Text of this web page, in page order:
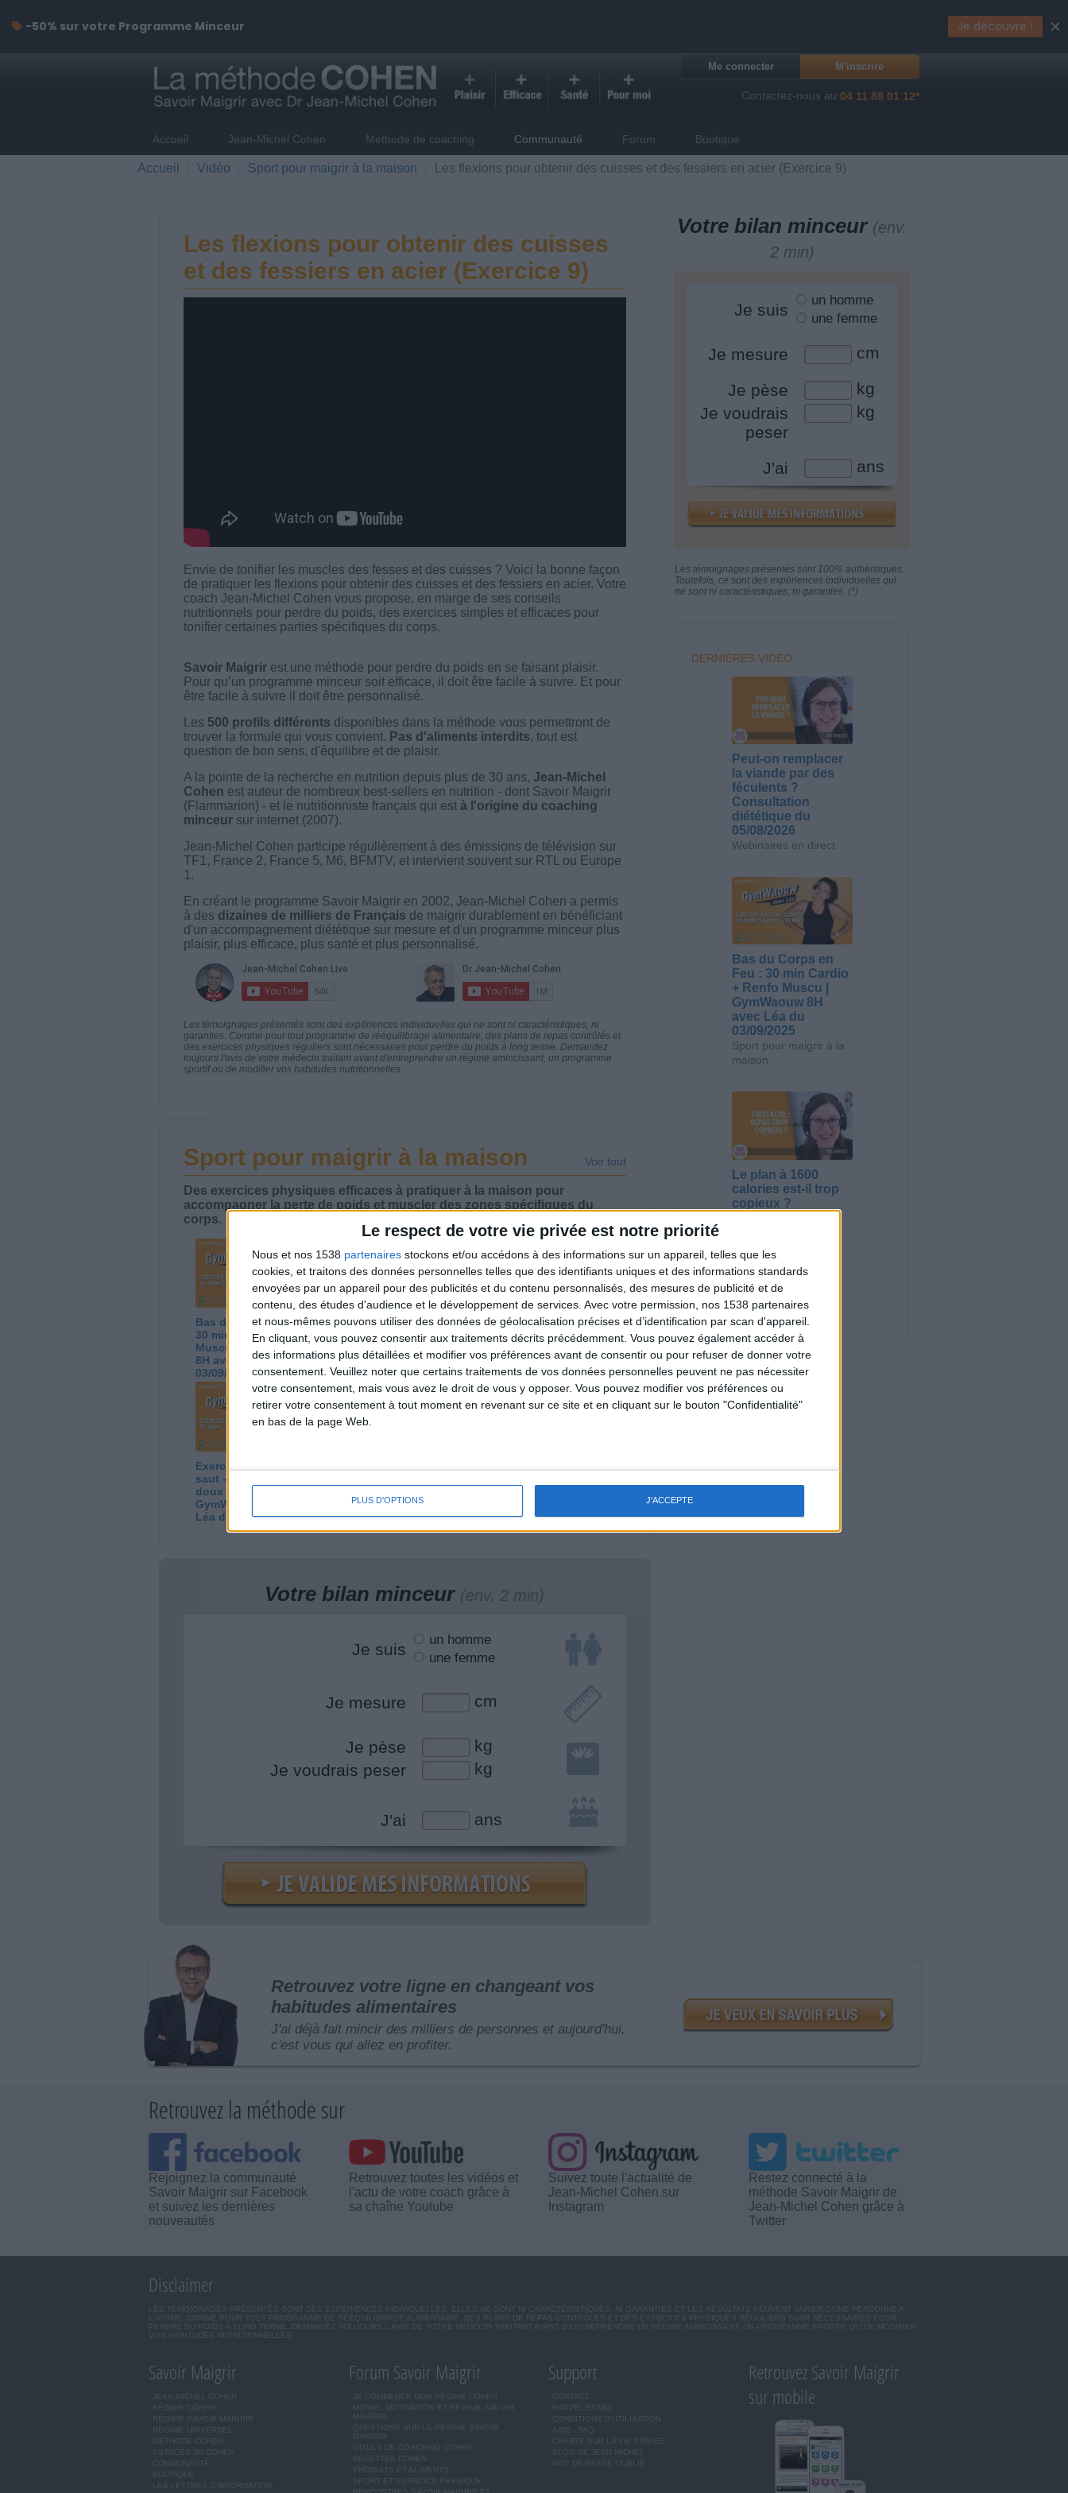
Le respect de votre vie privée est notre priorité
Nous et nos 1538 partenaires stockons et/ou accédons à des informations sur un appareil, telles que les
cookies, et traitons des données personnelles telles que des identifiants uniques et des informations standards
envoyées par un appareil pour des publicités et du contenu personnalisés, des mesures de publicité et de
contenu, des études d'audience et le développement de services. Avec votre permission, nos 1538 partenaires
et nous-mêmes pouvons utiliser des données de géolocalisation précises et d’identification par scan d'appareil.
En cliquant, vous pouvez consentir aux traitements décrits précédemment. Vous pouvez également accéder à
des informations plus détaillées et modifier vos préférences avant de consentir ou pour refuser de donner votre
consentement. Veuillez noter que certains traitements de vos données personnelles peuvent ne pas nécessiter
votre consentement, mais vous avez le droit de vous y opposer. Vous pouvez modifier vos préférences ou
retirer votre consentement à tout moment en revenant sur ce site et en cliquant sur le bouton "Confidentialité"
en bas de la page Web.
PLUS D'OPTIONS J'ACCEPTE
Me connecter M'inscrire
Contactez-nous au 04 11 88 01 12*
Accueil Jean-Michel Cohen Méthode de coaching Communauté Forum Boutique
Accueil Vidéo Sport pour maigrir à la maison Les flexions pour obtenir des cuisses et des fessiers en acier (Exercice 9)
Les flexions pour obtenir des cuisses
et des fessiers en acier (Exercice 9)
Envie de tonifier les muscles des fesses et des cuisses ? Voici la bonne façon
de pratiquer les flexions pour obtenir des cuisses et des fessiers en acier. Votre
coach Jean-Michel Cohen vous propose, en marge de ses conseils
nutritionnels pour perdre du poids, des exercices simples et efficaces pour
tonifier certaines parties spécifiques du corps.
Savoir Maigrirest une méthode pour perdre du poids en se faisant plaisir.
Pour qu’un programme minceur soit efficace, il doit être facile à suivre. Et pour
être facile à suivre il doit être personnalisé.
Les 500 profils différents disponibles dans la méthode vous permettront de
trouver la formule qui vous convient. Pas d'aliments interdits, tout est
question de bon sens, d'équilibre et de plaisir.
A la pointe de la recherche en nutrition depuis plus de 30 ans, Jean-Michel
Cohen est auteur de nombreux best-sellers en nutrition - dont Savoir Maigrir
(Flammarion) - et le nutritionniste français qui est à l'origine du coaching
minceursur internet (2007).
Jean-Michel Cohen participe régulièrement à des émissions de télévision sur
TF1, France 2, France 5, M6, BFMTV, et intervient souvent sur RTL ou Europe
1.
En créant le programme Savoir Maigrir en 2002, Jean-Michel Cohen a permis
à des dizaines de milliers de Français de maigrir durablement en bénéficiant
d'un accompagnement diététique sur mesure et d'un programme minceur plus
plaisir, plus efficace, plus santé et plus personnalisé.
Les témoignages présentés sont des expériences individuelles qui ne sont ni caractéristiques, ni
garanties. Comme pour tout programme de rééquilibrage alimentaire, des plans de repas contrôlés et
des exercices physiques réguliers sont nécessaires pour perdre du poids à long terme. Demandez
toujours l'avis de votre médecin traitant avant d'entreprendre un régime amincissant, un programme
sportif ou de modifier vos habitudes nutritionnelles.
Sport pour maigrir à la maison Voir tout
Des exercices physiques efficaces à pratiquer à la maison pour
accompagner la perte de poids et muscler des zones spécifiques du
corps.
Bas du Corps en Feu :
30 min Cardio + Renfo
Muscu | GymWaouw
8H avec Léa du
03/09/2025
Séance de marche
active à la maison ! |
GymWaouw 8H avec
Léa du 27/08/2025
Étirements et
exercices sur chaise |
GymWaouw 8H avec
Léa du 20/08/2025
Exercices debout sans
saut – 20 min de sport
doux et efficace ! |
GymWaouw 8H avec
Léa du 13/08/2025
06/08/2025
02/07/2025
Votre bilan minceur (env. 2 min)
Je suis
un homme
une femme
Je mesure cm
Je pèse
kg
Je voudrais peser
kg
J'ai ans
Votre bilan minceur (env.
2 min)
Je suis
un homme
une femme
Je mesure cm
Je pèse
kg
Je voudrais
peser
kg
J'ai ans
Les témoignages présentés sont 100% authentiques.
Toutefois, ce sont des expériences individuelles qui
ne sont ni caractéristiques, ni garanties. (*)
DERNIÈRES VIDÉO
Peut-on remplacer
la viande par des
féculents ?
Consultation
diététique du
05/08/2026
Webinaires en direct
Bas du Corps en
Feu : 30 min Cardio
+ Renfo Muscu |
GymWaouw 8H
avec Léa du
03/09/2025
Sport pour maigrir à la
maison
Le plan à 1600
calories est-il trop
copieux ?
Webinaires en direct
Nouveautés
Retrouvez votre ligne en changeant vos
habitudes alimentaires
J'ai déjà fait mincir des milliers de personnes et aujourd'hui,
c'est vous qui allez en profiter.
Retrouvez la méthode sur
Rejoignez la communauté
Savoir Maigrir sur Facebook
et suivez les dernières
nouveautés
Retrouvez toutes les vidéos et
l'actu de votre coach grâce à
sa chaîne Youtube
Suivez toute l'actualité de
Jean-Michel Cohen sur
Instagram
Restez connecté à la
méthode Savoir Maigrir de
Jean-Michel Cohen grâce à
Twitter
Disclaimer
LES TÉMOIGNAGES PRÉSENTÉS SONT DES EXPÉRIENCES INDIVIDUELLES. ELLES NE SONT NI CARACTÉRISTIQUES, NI GARANTIES ET LES RÉSULTATS PEUVENT VARIER D'UNE PERSONNE A
L'AUTRE. COMME POUR TOUT PROGRAMME DE RÉÉQUILIBRAGE ALIMENTAIRE, DES PLANS DE REPAS CONTRÔLÉS ET DES EXERCICES PHYSIQUES RÉGULIERS SONT NÉCESSAIRES POUR
PERDRE DU POIDS À LONG TERME. DEMANDEZ TOUJOURS L'AVIS DE VOTRE MÉDECIN TRAITANT AVANT D'ENTREPRENDRE UN RÉGIME AMINCISSANT, UN PROGRAMME SPORTIF OU DE MODIFIER
VOS HABITUDES NUTRITIONNELLES.
Savoir Maigrir
JEAN-MICHEL COHEN
RÉGIME COHEN
RÉGIME SAVOIR MAIGRIR
RÉGIME UNIVERSEL
ASTUCES JM COHEN
COMMUNAUTÉ
LES LETTRES D'INFORMATION
Forum Savoir Maigrir
JE COMMENCE MON RÉGIME COHEN
MORAL, MOTIVATION ET RÉGIME SAVOIR
MAIGRIR
QUESTIONS SUR LE RÉGIME SAVOIR
MAIGRIR
OUTILS DE COACHING COHEN
RECETTES COHEN
PRODUITS ET ALIMENTS
SPORT ET EXERCICE PHYSIQUE
Support
CONTACT
RAPPELEZ-MOI
CONDITIONS D'UTILISATION
AIDE - FAQ
CHARTE SUR LA VIE PRIVÉE
BLOG DE JEAN MICHEL
MOT DE PASSE OUBLIÉ
Retrouvez Savoir Maigrir
sur mobile
-50% sur votre Programme Minceur Je découvre ! ×